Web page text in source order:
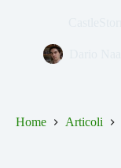
Home Articoli